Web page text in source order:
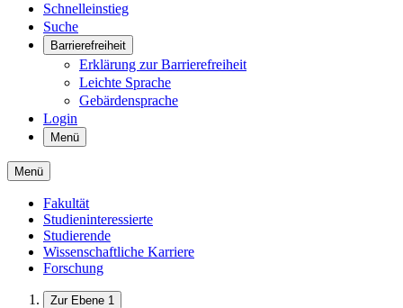
Schnelleinstieg
Suche
Barrierefreiheit
Erklärung zur Barrierefreiheit
Leichte Sprache
Gebärdensprache
Login
Menü
Menü
Fakultät
Studieninteressierte
Studierende
Wissenschaftliche Karriere
Forschung
Zur Ebene 1